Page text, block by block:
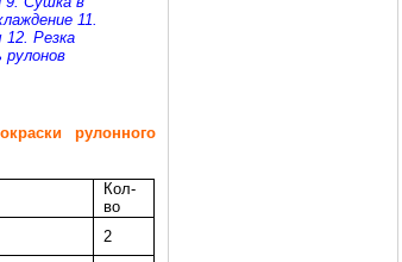
11.
12. Резка
рулонного
Кол-
во
2